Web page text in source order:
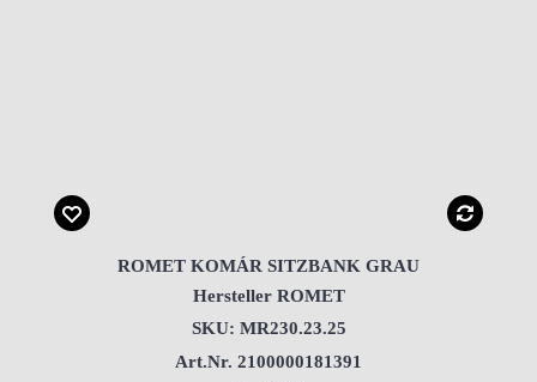
ROMET KOMÁR SITZBANK GRAU
Hersteller ROMET
SKU: MR230.23.25
Art.Nr. 2100000181391